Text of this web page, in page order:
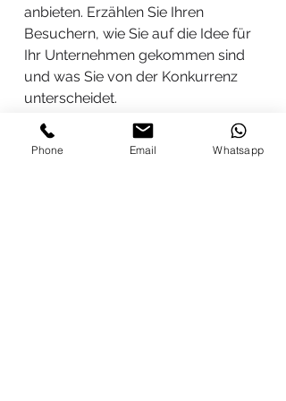
anbieten. Erzählen Sie Ihren
Besuchern, wie Sie auf die Idee für
Ihr Unternehmen gekommen sind
und was Sie von der Konkurrenz
unterscheidet.
Phone Email Whatsapp